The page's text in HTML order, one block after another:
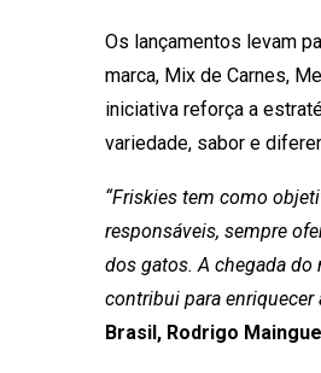
Os lançamentos levam
marca, Mix de Carnes,
iniciativa reforça a
variedade, sabor e
“Friskies tem como
responsáveis, sempre
dos gatos. A chegada
contribui para enriquecer
Brasil, Rodrigo Maingue